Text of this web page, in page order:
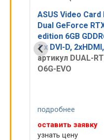
ASUS Video Card
Dual GeForce
edition 6GB
1 x DVI-D,
артикул DUAL-
O6G-EVO
подробнее
оставить заявку
узнать цену